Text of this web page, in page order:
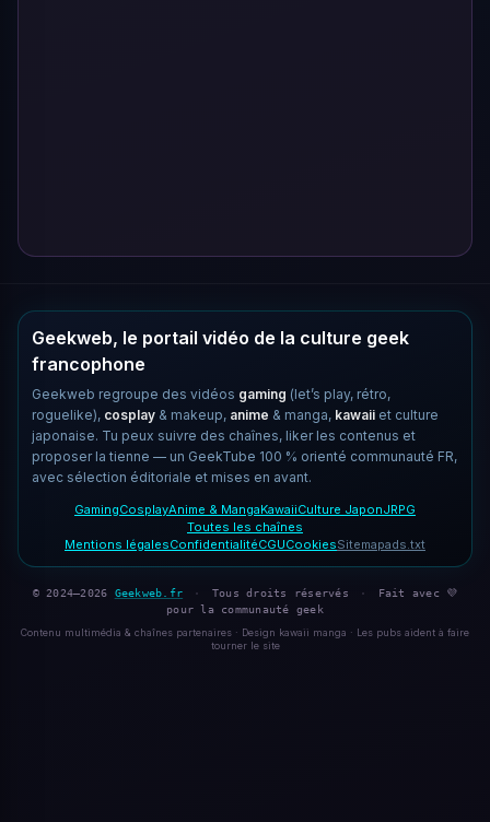
Geekweb, le portail vidéo de la culture geek
francophone
Geekweb regroupe des vidéos gaming (let’s play, rétro,
roguelike), cosplay & makeup, anime & manga, kawaii et culture
japonaise. Tu peux suivre des chaînes, liker les contenus et
proposer la tienne — un GeekTube 100 % orienté communauté FR,
avec sélection éditoriale et mises en avant.
GamingCosplayAnime & MangaKawaiiCulture JaponJRPG
Toutes les chaînes
Mentions légalesConfidentialitéCGUCookiesSitemapads.txt
© 2024–2026 Geekweb.fr · Tous droits réservés ·
Fait avec 💜
pour la communauté geek
Contenu multimédia & chaînes partenaires · Design kawaii manga · Les pubs aident à faire
tourner le site